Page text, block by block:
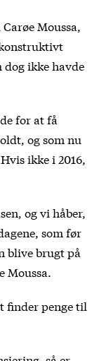
Moussa,
dog ikke havde
for at få
og som nu
ikke i 2016,
og vi håber,
som før
blive brugt på
Moussa.
finder penge til